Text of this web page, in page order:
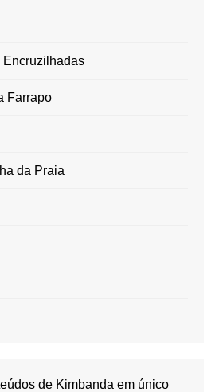
Encruzilhadas
Farrapo
da Praia
de Kimbanda em único